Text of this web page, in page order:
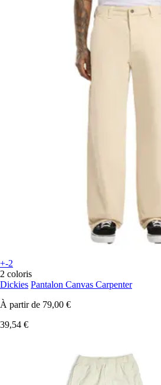
+-2
2 coloris
Dickies Pantalon Canvas Carpenter
À partir de 79,00 €
39,54 €